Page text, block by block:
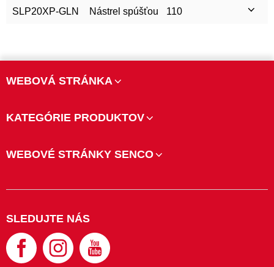
SLP20XP-GLN Nástrel spúšťou 110
WEBOVÁ STRÁNKA
KATEGÓRIE PRODUKTOV
WEBOVÉ STRÁNKY SENCO
SLEDUJTE NÁS